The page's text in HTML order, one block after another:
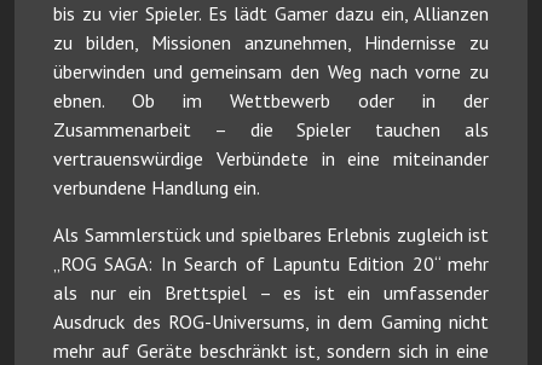
bis zu vier Spieler. Es lädt Gamer dazu ein, Allianzen
zu bilden, Missionen anzunehmen, Hindernisse zu
überwinden und gemeinsam den Weg nach vorne zu
ebnen. Ob im Wettbewerb oder in der
Zusammenarbeit – die Spieler tauchen als
vertrauenswürdige Verbündete in eine miteinander
verbundene Handlung ein.
Als Sammlerstück und spielbares Erlebnis zugleich ist
„ROG SAGA: In Search of Lapuntu Edition 20“ mehr
als nur ein Brettspiel – es ist ein umfassender
Ausdruck des ROG-Universums, in dem Gaming nicht
mehr auf Geräte beschränkt ist, sondern sich in eine